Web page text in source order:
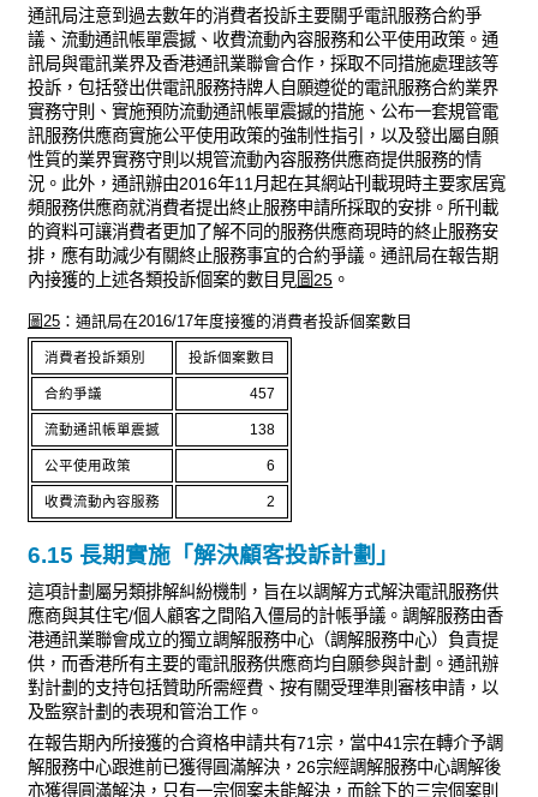
通訊局注意到過去數年的消費者投訴主要關乎電訊服務合約爭
議、流動通訊帳單震撼、收費流動內容服務和公平使用政策。通
訊局與電訊業界及香港通訊業聯會合作，採取不同措施處理該等
投訴，包括發出供電訊服務持牌人自願遵從的電訊服務合約業界
實務守則、實施預防流動通訊帳單震撼的措施、公布一套規管電
訊服務供應商實施公平使用政策的強制性指引，以及發出屬自願
性質的業界實務守則以規管流動內容服務供應商提供服務的情
況。此外，通訊辦由2016年11月起在其網站刊載現時主要家居寬
頻服務供應商就消費者提出終止服務申請所採取的安排。所刊載
的資料可讓消費者更加了解不同的服務供應商現時的終止服務安
排，應有助減少有關終止服務事宜的合約爭議。通訊局在報告期
內接獲的上述各類投訴個案的數目見圖25 。
圖25 ：通訊局在2016/17年度接獲的消費者投訴個案數目
消費者投訴類別 投訴個案數目
合約爭議 457
流動通訊帳單震撼 138
公平使用政策 6
收費流動內容服務 2
6.15 長期實施「解決顧客投訴計劃」
這項計劃屬另類排解糾紛機制，旨在以調解方式解決電訊服務供
應商與其住宅/個人顧客之間陷入僵局的計帳爭議。調解服務由香
港通訊業聯會成立的獨立調解服務中心（調解服務中心）負責提
供，而香港所有主要的電訊服務供應商均自願參與計劃。通訊辦
對計劃的支持包括贊助所需經費、按有關受理準則審核申請，以
及監察計劃的表現和管治工作。
在報告期內所接獲的合資格申請共有71宗，當中41宗在轉介予調
解服務中心跟進前已獲得圓滿解決，26宗經調解服務中心調解後
亦獲得圓滿解決，只有一宗個案未能解決，而餘下的三宗個案則